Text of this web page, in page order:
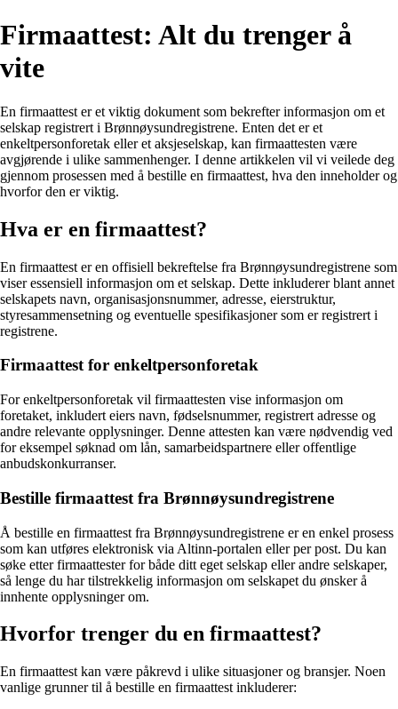
Firmaattest: Alt du trenger å
vite
En firmaattest er et viktig dokument som bekrefter informasjon om et
selskap registrert i Brønnøysundregistrene. Enten det er et
enkeltpersonforetak eller et aksjeselskap, kan firmaattesten være
avgjørende i ulike sammenhenger. I denne artikkelen vil vi veilede deg
gjennom prosessen med å bestille en firmaattest, hva den inneholder og
hvorfor den er viktig.
Hva er en firmaattest?
En firmaattest er en offisiell bekreftelse fra Brønnøysundregistrene som
viser essensiell informasjon om et selskap. Dette inkluderer blant annet
selskapets navn, organisasjonsnummer, adresse, eierstruktur,
styresammensetning og eventuelle spesifikasjoner som er registrert i
registrene.
Firmaattest for enkeltpersonforetak
For enkeltpersonforetak vil firmaattesten vise informasjon om
foretaket, inkludert eiers navn, fødselsnummer, registrert adresse og
andre relevante opplysninger. Denne attesten kan være nødvendig ved
for eksempel søknad om lån, samarbeidspartnere eller offentlige
anbudskonkurranser.
Bestille firmaattest fra Brønnøysundregistrene
Å bestille en firmaattest fra Brønnøysundregistrene er en enkel prosess
som kan utføres elektronisk via Altinn-portalen eller per post. Du kan
søke etter firmaattester for både ditt eget selskap eller andre selskaper,
så lenge du har tilstrekkelig informasjon om selskapet du ønsker å
innhente opplysninger om.
Hvorfor trenger du en firmaattest?
En firmaattest kan være påkrevd i ulike situasjoner og bransjer. Noen
vanlige grunner til å bestille en firmaattest inkluderer: